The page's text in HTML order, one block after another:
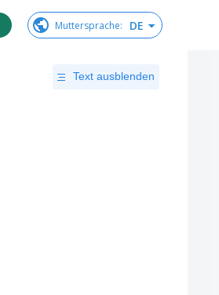
Muttersprache: DE
Text ausblenden